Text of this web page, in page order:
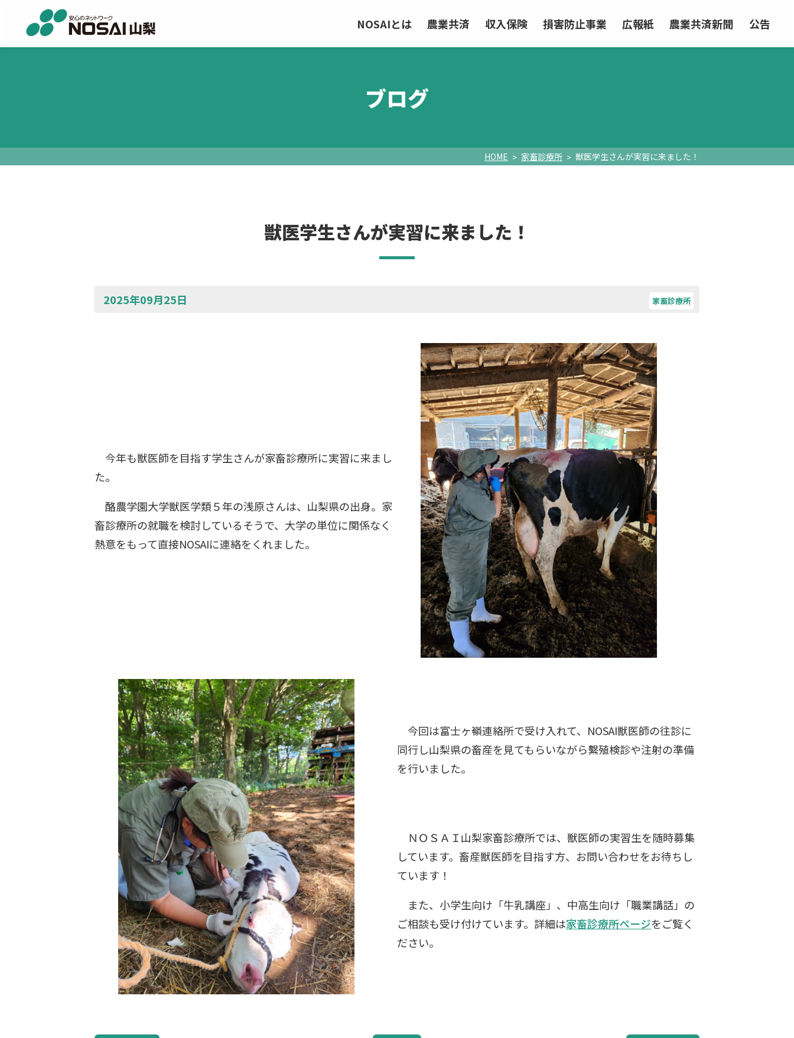
NOSAIとは 農業共済 収入保険 損害防止事業 広報紙 農業共済新聞 公告
ブログ
HOME 家畜診療所 獣医学生さんが実習に来ました！
獣医学生さんが実習に来ました！
2025年09月25日 家畜診療所
今年も獣医師を目指す学生さんが家畜診療所に実習に来まし
た。
酪農学園大学獣医学類５年の浅原さんは、山梨県の出身。家
畜診療所の就職を検討しているそうで、大学の単位に関係なく
熱意をもって直接NOSAIに連絡をくれました。
今回は富士ヶ嶺連絡所で受け入れて、NOSAI獣医師の往診に
同行し山梨県の畜産を見てもらいながら繫殖検診や注射の準備
を行いました。
ＮＯＳＡＩ山梨家畜診療所では、獣医師の実習生を随時募集
しています。畜産獣医師を目指す方、お問い合わせをお待ちし
ています！
また、小学生向け「牛乳講座」、中高生向け「職業講話」の
ご相談も受け付けています。詳細は家畜診療所ページをご覧く
ださい。